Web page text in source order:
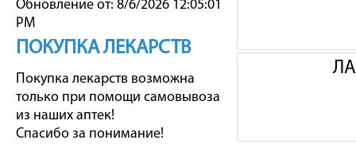
Обновление от: 8/6/2026 12:05:01
PM
ПОКУПКА ЛЕКАРСТВ
Покупка лекарств возможна
только при помощи самовывоза
из наших аптек!
Спасибо за понимание!